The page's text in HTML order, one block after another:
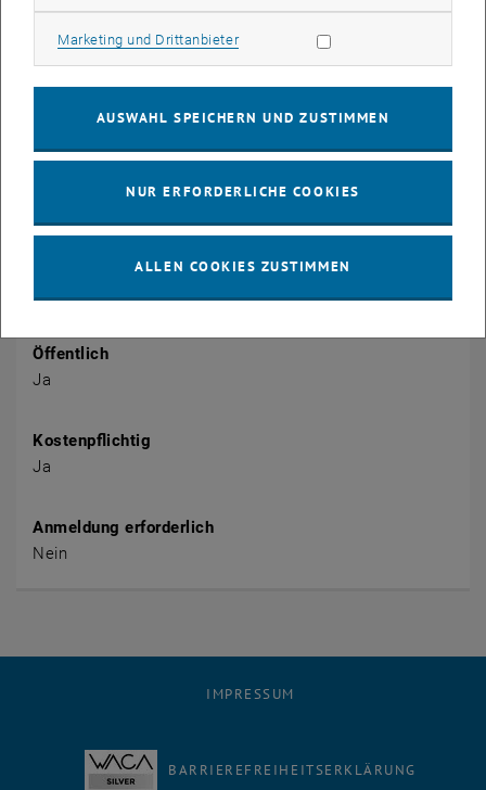
Messe Wien
1020 Wien
Trabrennstraße, Die Presse Science Workshop Lounge,
Messe Wien, Halle D
Veranstalter
https://www.buchwien.at/
Öffentlich
Ja
Kostenpflichtig
Ja
Anmeldung erforderlich
Nein
IMPRESSUM
BARRIEREFREIHEITSERKLÄRUNG
Marketing und DrittanbieterMarketing Cookies zulassen
AUSWAHL SPEICHERN UND ZUSTIMMEN
NUR ERFORDERLICHE COOKIES
ALLEN COOKIES ZUSTIMMEN